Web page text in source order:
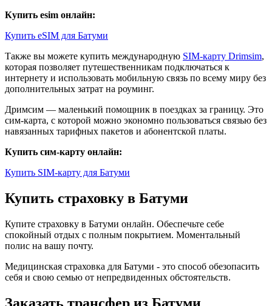
Купить esim онлайн:
Купить eSIM для Батуми
Также вы можете купить международную SIM-карту Drimsim,
которая позволяет путешественникам подключаться к
интернету и использовать мобильную связь по всему миру без
дополнительных затрат на роуминг.
Дримсим — маленький помощник в поездках за границу. Это
сим-карта, с которой можно экономно пользоваться связью без
навязанных тарифных пакетов и абонентской платы.
Купить сим-карту онлайн:
Купить SIM-карту для Батуми
Купить страховку в Батуми
Купите страховку в Батуми онлайн. Обеспечьте себе
спокойный отдых с полным покрытием. Моментальный
полис на вашу почту.
Медицинская страховка для Батуми - это способ обезопасить
себя и свою семью от непредвиденных обстоятельств.
Заказать трансфер из Батуми